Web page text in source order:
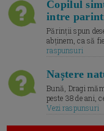
Copilul
intre
Părinții spun
abținem, ca să
raspunsuri
Naștere
Bună, Dragi
peste 38 de ani,
Vezi raspunsuri